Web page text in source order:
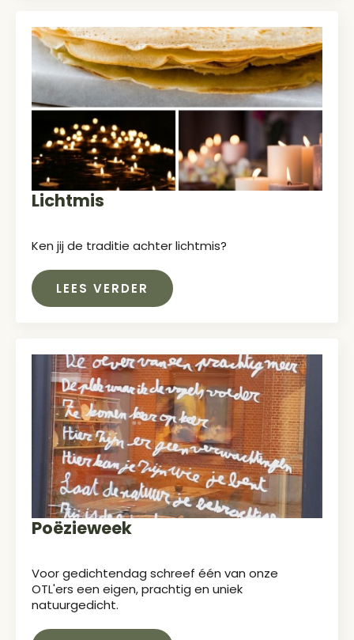
Lichtmis
Ken jij de traditie achter lichtmis?
LEES VERDER
Poëzieweek
Voor gedichtendag schreef één van onze
OTL'ers een eigen, prachtig en uniek
natuurgedicht.